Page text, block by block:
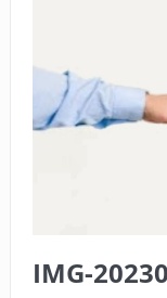
HAKIKAT
BAGAIMANA
UANG HARAM
IMG-